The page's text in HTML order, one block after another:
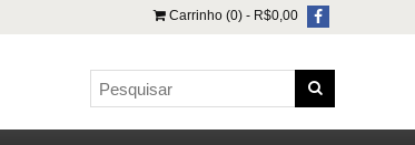
Carrinho (0) - R$0,00